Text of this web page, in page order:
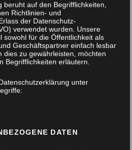
glühendes Metall
Betriebsausflug
beruht auf den Begrifflichkeiten,
Richtlinien- und
der Datenschutz-
verwendet wurden. Unsere
sowohl für die Öffentlichkeit als
Geschäftspartner einfach lesbar
dies zu gewährleisten, möchten
Begrifflichkeiten erläutern.
unter
DATEN